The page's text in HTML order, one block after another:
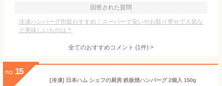
回答された質問
冷凍ハンバーグ市販おすすめ｜スーパーで安いやお取り寄せで人気な
ど美味しいものは？
全てのおすすめコメント (1件) >
no. 15
[冷凍] 日本ハム シェフの厨房 鉄板焼ハンバーグ 2個入 150g